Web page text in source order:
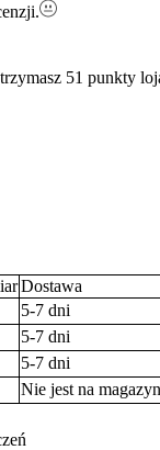
51 punkty
Dostawa
5-7 dni
5-7 dni
5-7 dni
Nie jest na